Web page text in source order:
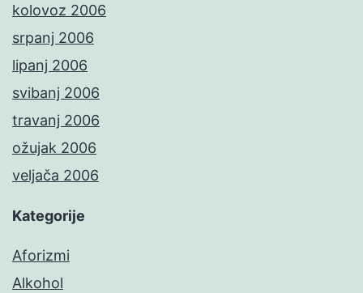
kolovoz 2006
srpanj 2006
lipanj 2006
svibanj 2006
travanj 2006
ožujak 2006
veljača 2006
Kategorije
Aforizmi
Alkohol